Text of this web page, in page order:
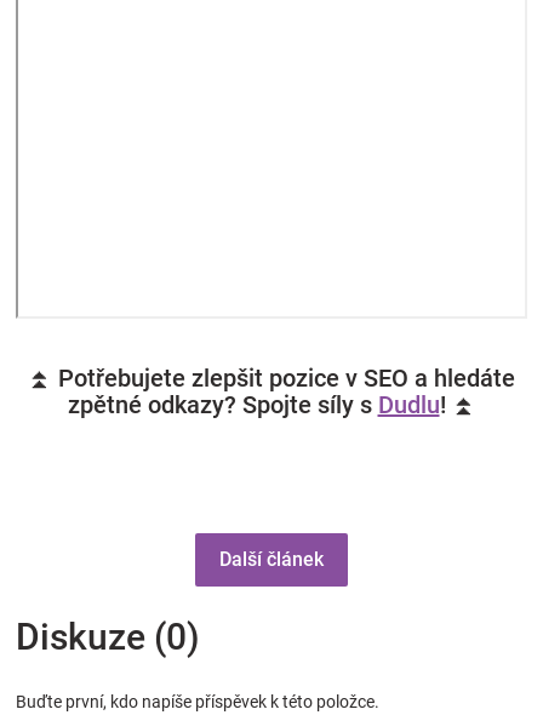
⏫ Potřebujete zlepšit pozice v SEO a hledáte
zpětné odkazy? Spojte síly s Dudlu! ⏫
Další článek
Diskuze (0)
Buďte první, kdo napíše příspěvek k této položce.